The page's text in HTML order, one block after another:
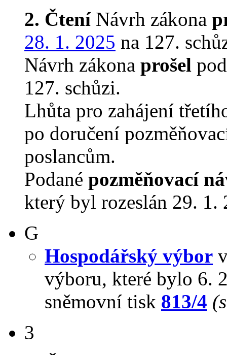
2. ČteníNávrh zákona
28. 1. 2025 na 127.
Návrh zákona prošel
127. schůzi.
Lhůta pro zahájení
po doručení
poslancům.
Podané pozměňovací
který byl rozeslán 29. 1.
G
Hospodářský výbor
výboru, které bylo 6.
sněmovní tisk 813/4
3